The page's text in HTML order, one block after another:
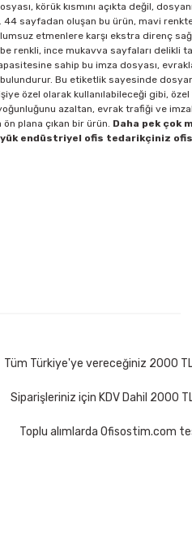
körük kısmını açıkta değil,
sayfadan oluşan bu ürün, mavi
etmenlere karşı ekstra direnç
renkli, ince mukavva sayfaları delikli
sahip bu imza dosyası,
Bu etiketlik sayesinde
özel olarak kullanılabileceği gibi,
azaltan, evrak trafiği ve
ön plana çıkan bir ürün. Daha pek çok
endüstriyel ofis tedarikçiniz
Sepete
Tüm Türkiye'ye vereceğiniz 2000
Siparişleriniz için KDV Dahil 2000
Toplu alımlarda Ofisostim.com